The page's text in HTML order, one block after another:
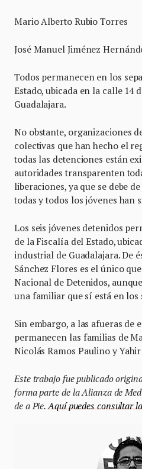
Mario Alberto Rubio Torres
José Manuel Jiménez
Todos permanecen en los
Estado, ubicada en la calle 14
Guadalajara.
No obstante, organizaciones
colectivas que han hecho el
todas las detenciones están
autoridades transparenten
liberaciones, ya que se debe
todas y todos los jóvenes han
Los seis jóvenes detenidos
de la Fiscalía del Estado,
industrial de Guadalajara. De
Sánchez Flores es el único
Nacional de Detenidos,
una familiar que sí está en los
Sin embargo, a las afueras de
permanecen las familias de
Nicolás Ramos Paulino y
Este trabajo fue publicado
forma parte de la Alianza de
de a Pie.Aquí puedes consultar